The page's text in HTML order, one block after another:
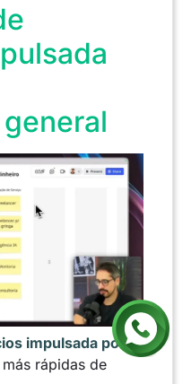
impulsada por
rápidas de